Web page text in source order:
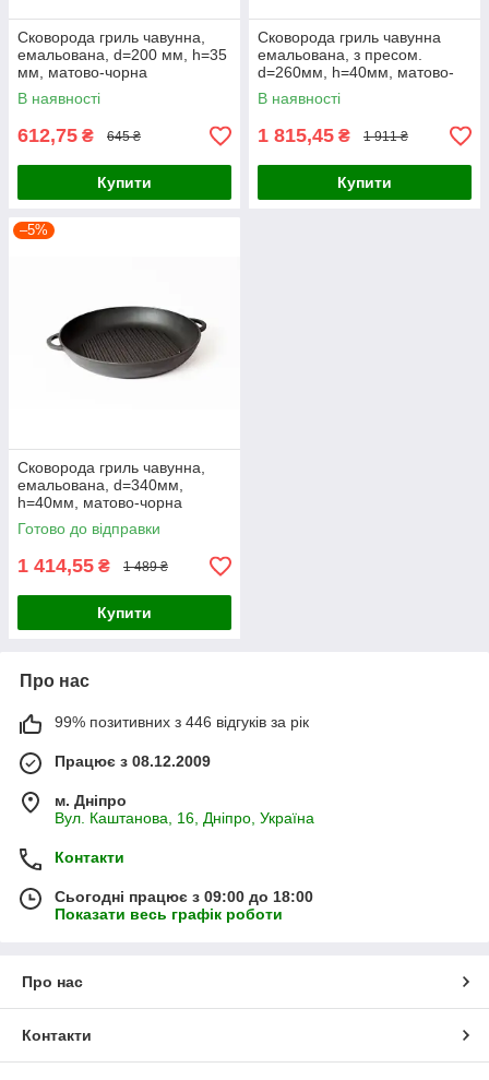
Сковорода гриль чавунна,
емальована, d=200 мм, h=35
мм, матово-чорна
В наявності
612,75 ₴ 645 ₴
Купити
Сковорода гриль чавунна
емальована, з пресом.
d=260мм, h=40мм, матово-
чорна
В наявності
1 815,45 ₴ 1 911 ₴
Купити
–5%
Сковорода гриль чавунна,
емальована, d=340мм,
h=40мм, матово-чорна
Готово до відправки
1 414,55 ₴ 1 489 ₴
Купити
Про нас
99% позитивних з 446 відгуків за рік
Працює з 08.12.2009
м. Дніпро
Вул. Каштанова, 16, Дніпро, Україна
Контакти
Сьогодні працює з 09:00 до 18:00
Показати весь графік роботи
Про нас
Контакти